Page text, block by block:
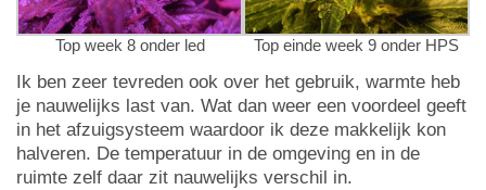
Top week 8 onder led Top einde week 9 onder HPS
Ik ben zeer tevreden ook over het gebruik, warmte heb
je nauwelijks last van. Wat dan weer een voordeel geeft
in het afzuigsysteem waardoor ik deze makkelijk kon
halveren. De temperatuur in de omgeving en in de
ruimte zelf daar zit nauwelijks verschil in.